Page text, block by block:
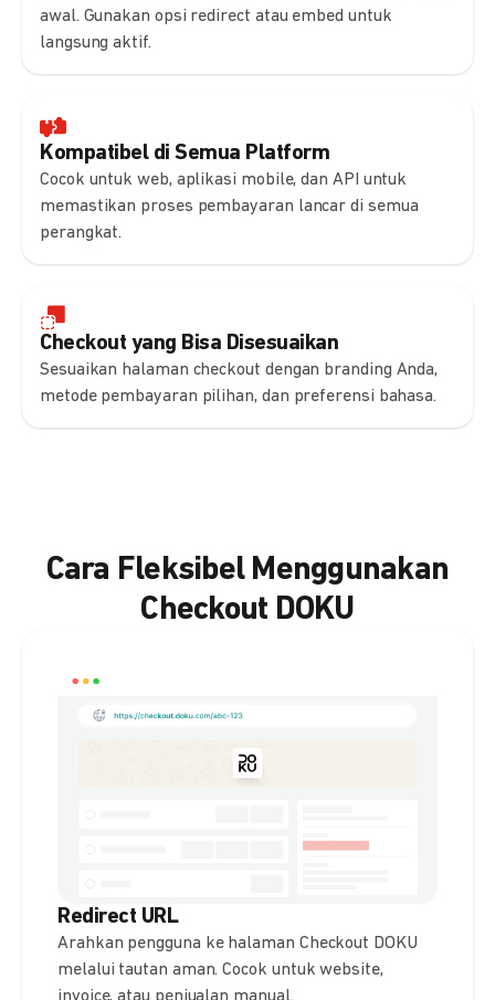
awal. Gunakan opsi redirect atau embed untuk
langsung aktif.
Kompatibel di Semua Platform
Cocok untuk web, aplikasi mobile, dan API untuk
memastikan proses pembayaran lancar di semua
perangkat.
Checkout yang Bisa Disesuaikan
Sesuaikan halaman checkout dengan branding Anda,
metode pembayaran pilihan, dan preferensi bahasa.
Cara Fleksibel Menggunakan
Checkout DOKU
Redirect URL
Arahkan pengguna ke halaman Checkout DOKU
melalui tautan aman. Cocok untuk website,